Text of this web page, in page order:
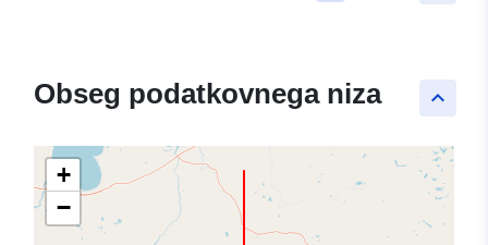
keyboard_arrow_up
Obseg podatkovnega niza
+
−